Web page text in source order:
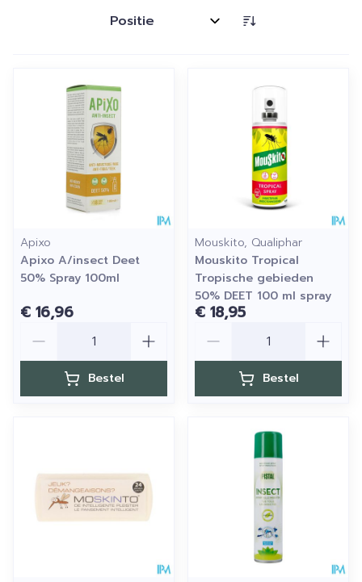
Sorteer op:
Apixo
Apixo A/insect Deet
50% Spray 100ml
€ 16,96
Bestel
Mouskito, Qualiphar
Mouskito Tropical
Tropische gebieden
50% DEET 100 ml spray
€ 18,95
Bestel